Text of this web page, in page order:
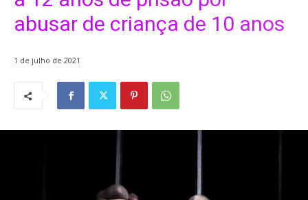
abusar de criança de 10 anos
1 de julho de 2021